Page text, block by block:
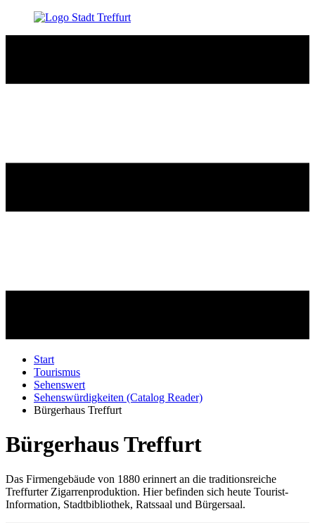
Start
Tourismus
Sehenswert
Sehenswürdigkeiten (Catalog Reader)
Bürgerhaus Treffurt
Bürgerhaus Treffurt
Das Firmengebäude von 1880 erinnert an die traditionsreiche
Treffurter Zigarrenproduktion. Hier befinden sich heute Tourist-
Information, Stadtbibliothek, Ratssaal und Bürgersaal.